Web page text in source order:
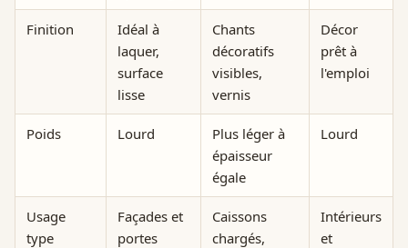
Finition
Idéal à
laquer,
surface
lisse
Chants
décoratifs
visibles,
vernis
Décor
prêt à
l'emploi
Poids Lourd
Plus léger à
épaisseur
égale
Lourd
Usage
type
Façades et
portes
Caissons
chargés,
Intérieurs
et